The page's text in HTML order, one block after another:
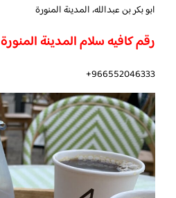
ابو بكر بن عبدالله، المدينة المنورة
رقم كافيه سلام المدينة المنورة
966552046333+